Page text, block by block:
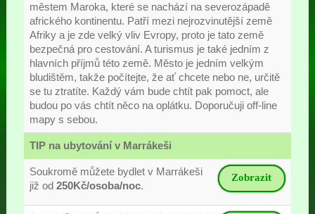
městem Maroka, které se nachází na severozápadě
afrického kontinentu. Patří mezi nejrozvinutější země
Afriky a je zde velký vliv Evropy, proto je tato země
bezpečná pro cestování. A turismus je také jedním z
hlavních příjmů této země. Město je jedním velkým
bludištěm, takže počítejte, že ať chcete nebo ne, určitě
se tu ztratíte. Každý vám bude chtít pak pomoct, ale
budou po vás chtít něco na oplátku. Doporučuji off-line
mapy s sebou.
TIP na ubytování v Marrákeši
Zobrazit
Soukromě můžete bydlet v Marrákeši
již od 250Kč/osoba/noc.